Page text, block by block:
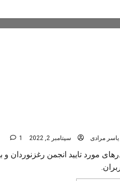
یاسر مرادی سپتامبر 2, 2022 1
مورد تایید انجمن رغزنوردان و